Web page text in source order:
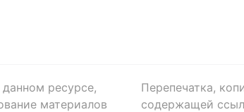
ресурсе,
материалов
Перепечатка,
содержащей